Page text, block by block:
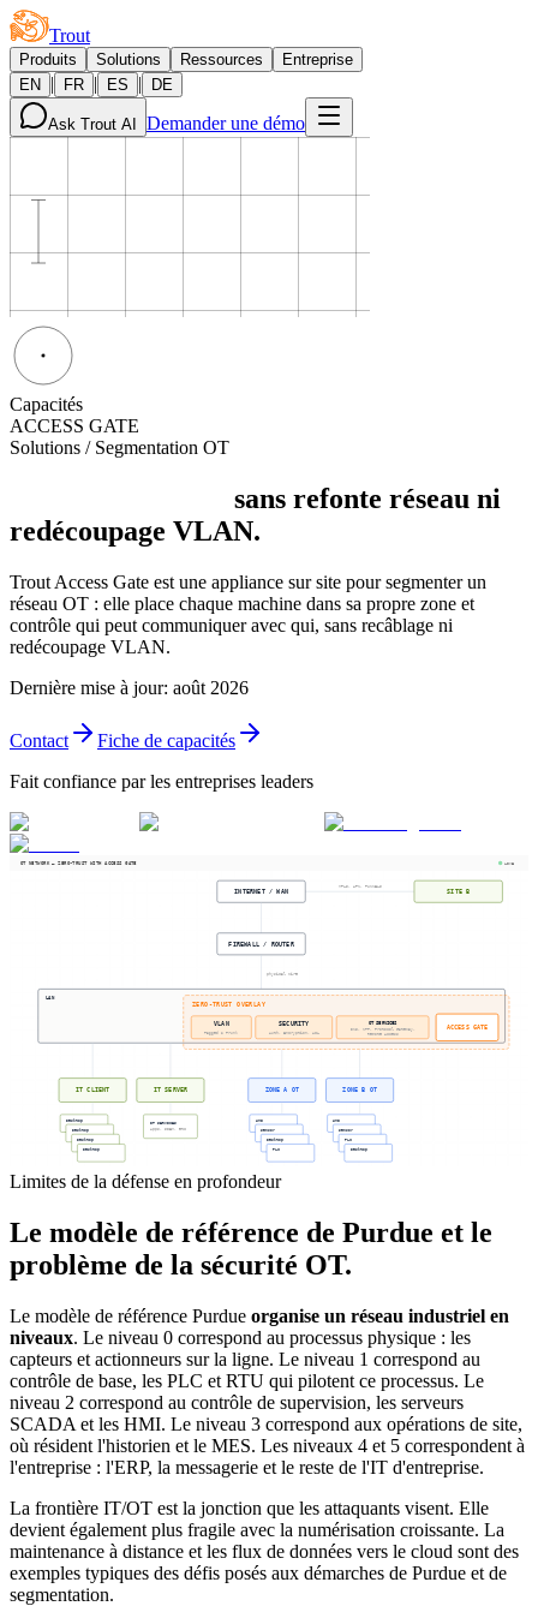
Trout
Produits Solutions Ressources
Entreprise
EN
| FR | ES | DE
Ask Trout AI Demander une démo
Capacités
ACCESS GATE
Solutions / Segmentation OT
sans refonte réseau ni
redécoupage VLAN.
Trout Access Gate est une appliance sur site pour segmenter un
réseau OT : elle place chaque machine dans sa propre zone et
contrôle qui peut communiquer avec qui, sans recâblage ni
redécoupage VLAN.
Dernière mise à jour: août 2026
Contact
Fiche de capacités
Fait confiance par les entreprises leaders
OT NETWORK — ZERO-TRUST WITH ACCESS GATE LIVE
MPLS, APN, TUNNELS
INTERNET / WAN SITE B
FIREWALL / ROUTER
physical wire
LAN
ZERO-TRUST OVERLAY
VLAN
Tagged & Trunk
SECURITY
Auth, Encryption, ACL
OT SERVICES
DNS, NTP, Protocol Gateway,
Remote Access
ACCESS GATE
IT CLIENT IT SERVER ZONE A OT ZONE B OT
Desktop
Desktop
Desktop
Desktop
IT SERVICES
Apps, SIEM, etc
HMI
Sensor
Desktop
PLC
HMI
Sensor
PLC
Desktop
Limites de la défense en profondeur
Le modèle de référence de Purdue et le
problème de la sécurité OT.
Le modèle de référence Purdue organise un réseau industriel en
niveaux. Le niveau 0 correspond au processus physique : les
capteurs et actionneurs sur la ligne. Le niveau 1 correspond au
contrôle de base, les PLC et RTU qui pilotent ce processus. Le
niveau 2 correspond au contrôle de supervision, les serveurs
SCADA et les HMI. Le niveau 3 correspond aux opérations de site,
où résident l'historien et le MES. Les niveaux 4 et 5 correspondent à
l'entreprise : l'ERP, la messagerie et le reste de l'IT d'entreprise.
La frontière IT/OT est la jonction que les attaquants visent. Elle
devient également plus fragile avec la numérisation croissante. La
maintenance à distance et les flux de données vers le cloud sont des
exemples typiques des défis posés aux démarches de Purdue et de
segmentation.